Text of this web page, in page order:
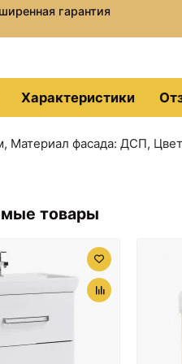
гарантия
Характеристики
Материал фасада: ДСП,
товары